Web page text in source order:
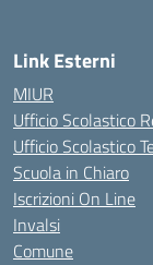
Link Esterni
MIUR
Ufficio Scolastico
Ufficio Scolastico
Scuola in Chiaro
Iscrizioni On Line
Invalsi
Comune